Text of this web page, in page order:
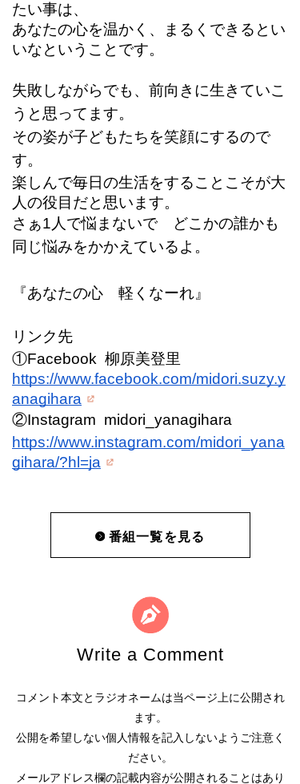
たい事は、
あなたの心を温かく、まるくできるとい
いなということです。
失敗しながらでも、前向きに生きていこ
うと思ってます。
その姿が子どもたちを笑顔にするので
す。
楽しんで毎日の生活をすることこそが大
人の役目だと思います。
さぁ1人で悩まないで　どこかの誰かも
同じ悩みをかかえているよ。
『あなたの心　軽くなーれ』
リンク先
①Facebook  柳原美登里
https://www.facebook.com/midori.suzy.y
anagihara
②Instagram  midori_yanagihara
https://www.instagram.com/midori_yana
gihara/?hl=ja
番組一覧を見る
Write a Comment
コメント本文とラジオネームは当ページ上に公開され
ます。
公開を希望しない個人情報を記入しないようご注意く
ださい。
メールアドレス欄の記載内容が公開されることはあり